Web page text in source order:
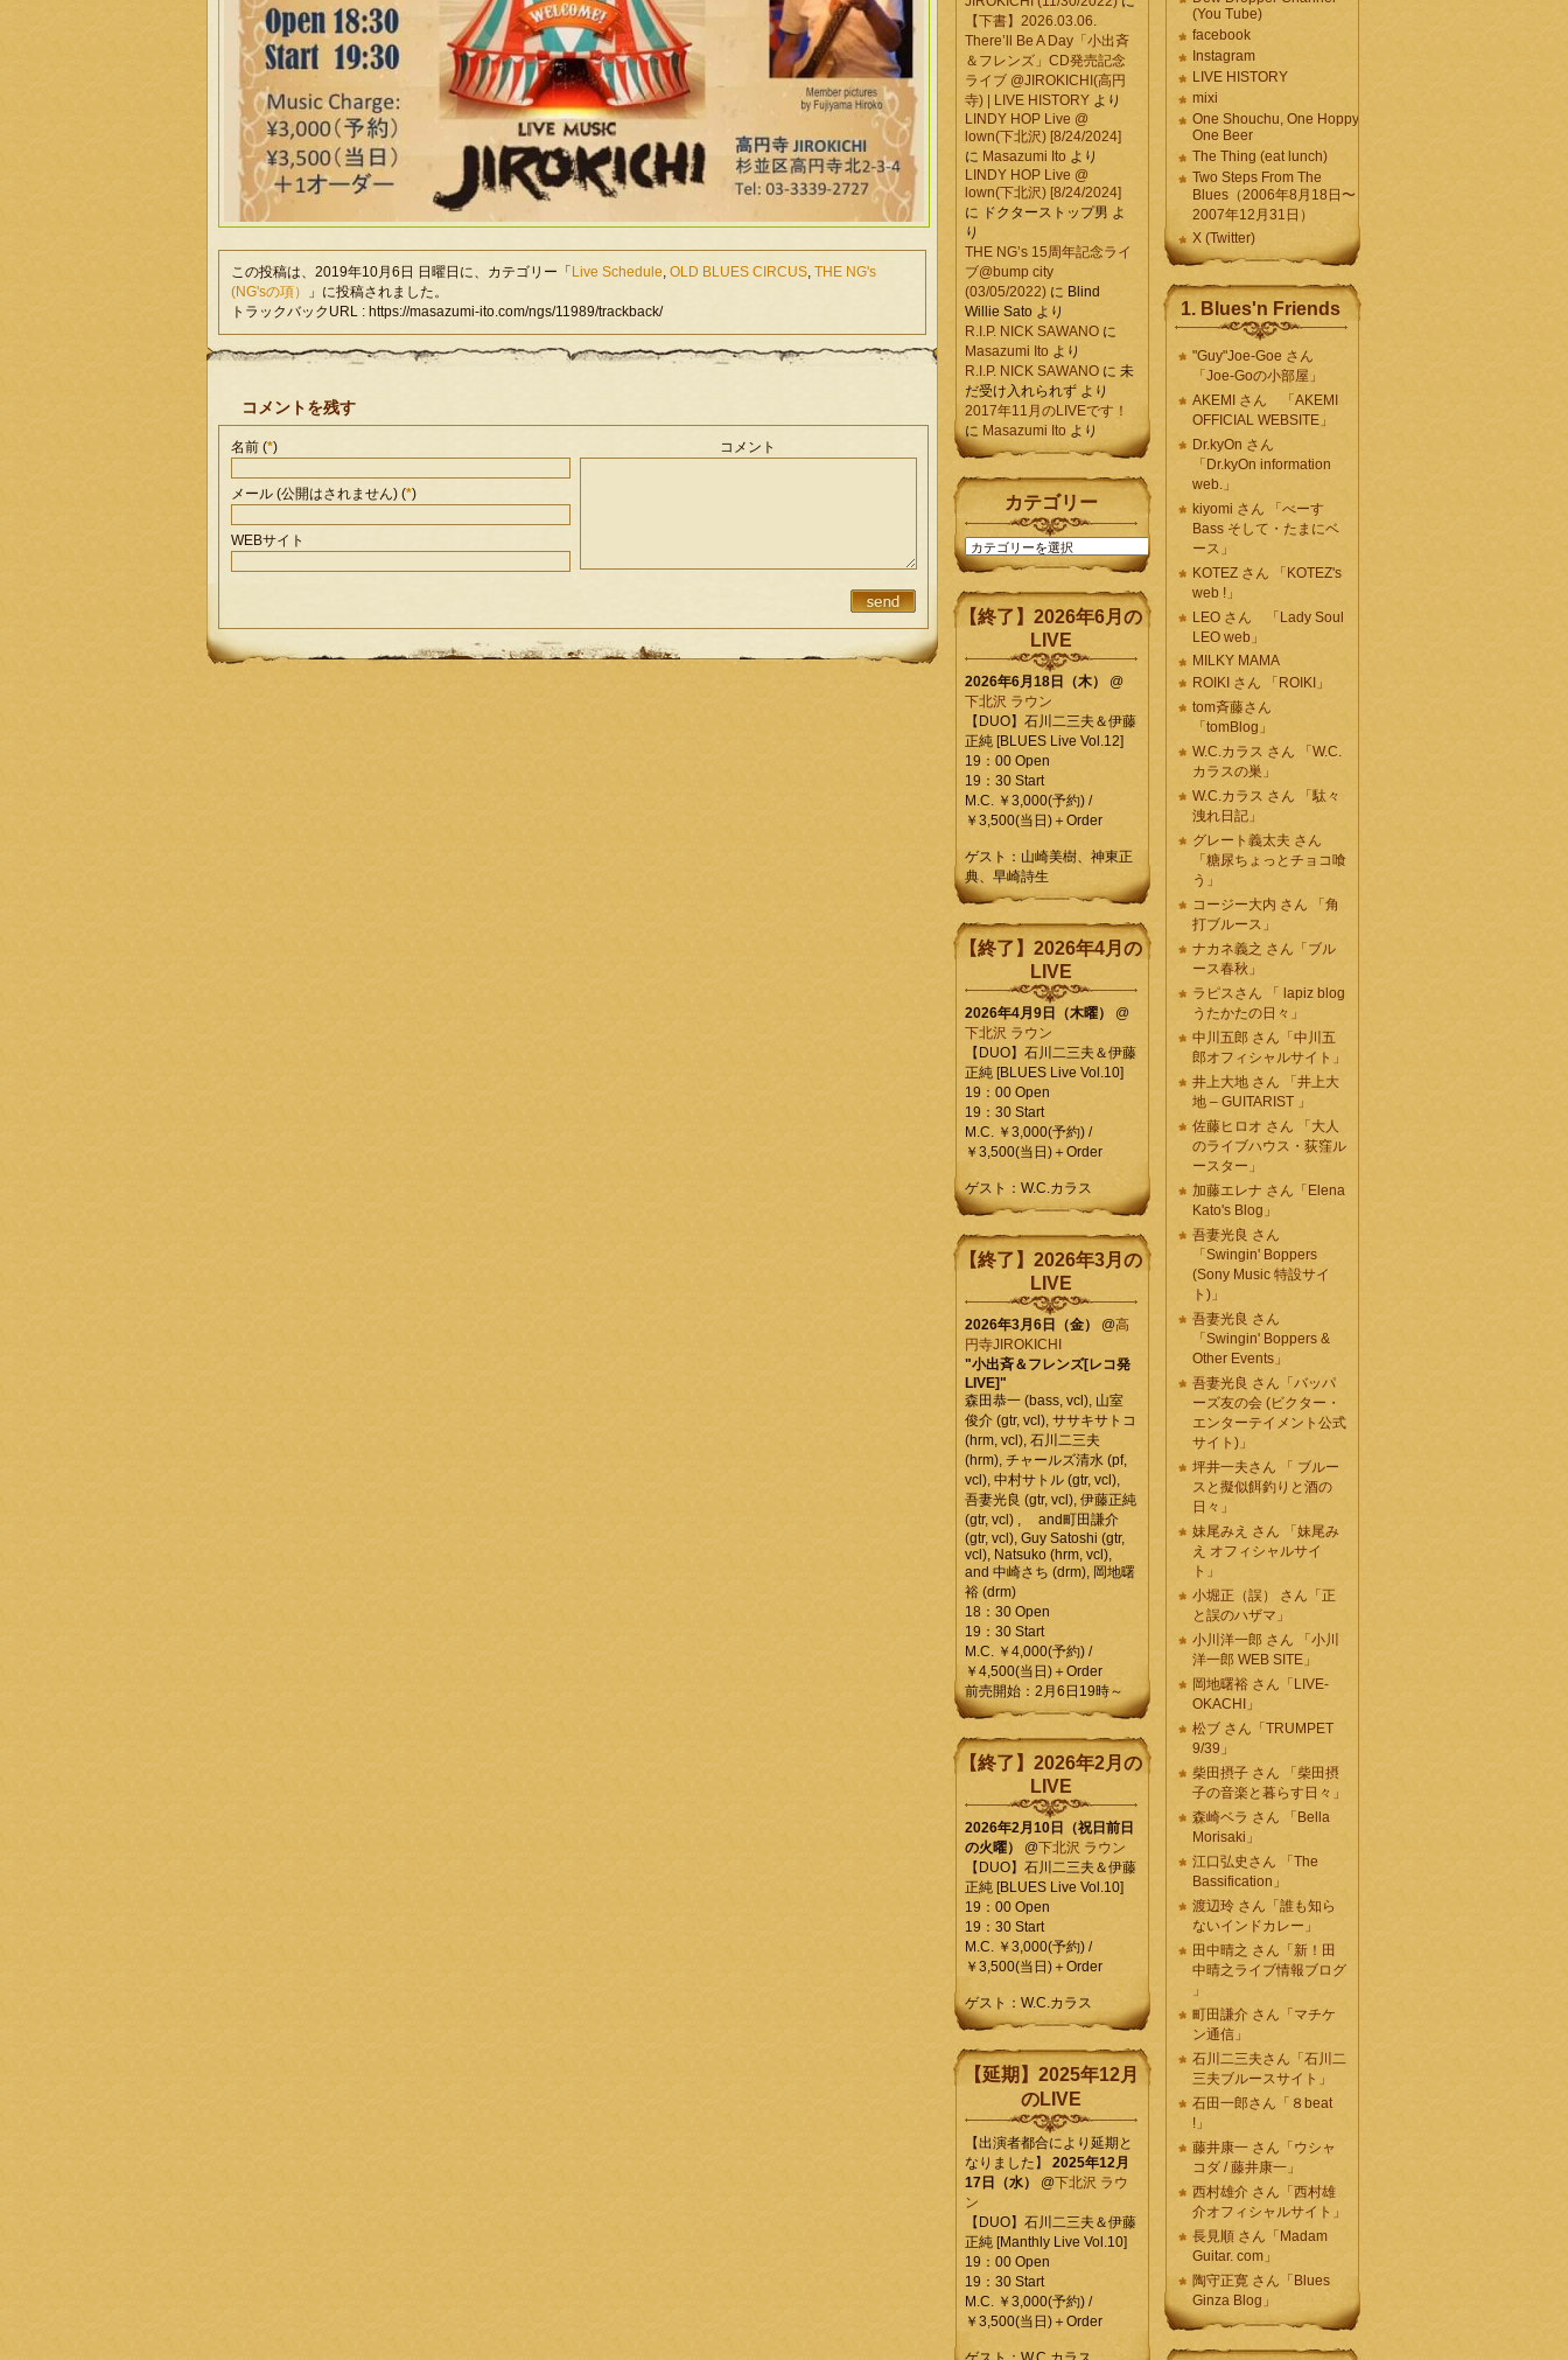
この投稿は、2019年10月6日 日曜日に、カテゴリー「 Live Schedule, OLD BLUES CIRCUS, THE NG's
(NG'sの項）
」に投稿されました。
トラックバックURL : https://masazumi-ito.com/ngs/11989/trackback/
コメントを残す
名前 (*)
メール (公開はされません) (*)
WEBサイト
コメント
【下書】2026.03.06.
There’ll Be A Day「小出斉
＆フレンズ」CD発売記念
ライブ @JIROKICHI(高円
寺) | LIVE HISTORY より
LINDY HOP Live @
lown(下北沢) [8/24/2024]
に Masazumi Ito より
LINDY HOP Live @
lown(下北沢) [8/24/2024]
に ドクターストップ男 よ
り
THE NG’s 15周年記念ライ
ブ@bump city
(03/05/2022) に Blind
Willie Sato より
R.I.P. NICK SAWANO に
Masazumi Ito より
R.I.P. NICK SAWANO に 未
だ受け入れられず より
2017年11月のLIVEです！
に Masazumi Ito より
カテゴリー
カ
テ
リ
ー
【終了】2026年6月の
LIVE
2026年6月18日（木）
@
下北沢 ラウン
【DUO】石川二三夫＆伊藤
正純 [BLUES Live Vol.12]
19：00 Open
19：30 Start
M.C. ￥3,000(予約) /
￥3,500(当日)＋Order
ゲスト：山崎美樹、神東正
典、早崎詩生
【終了】2026年4月の
LIVE
2026年4月9日（木曜）
@
下北沢 ラウン
【DUO】石川二三夫＆伊藤
正純 [BLUES Live Vol.10]
19：00 Open
19：30 Start
M.C. ￥3,000(予約) /
￥3,500(当日)＋Order
ゲスト：W.C.カラス
【終了】2026年3月の
LIVE
2026年3月6日（金） @高
円寺JIROKICHI
"小出斉＆フレンズ[レコ発
LIVE]"
森田恭一 (bass, vcl), 山室
俊介 (gtr, vcl), ササキサトコ
(hrm, vcl), 石川二三夫
(hrm), チャールズ清水 (pf,
vcl), 中村サトル (gtr, vcl),
吾妻光良 (gtr, vcl), 伊藤正純
(gtr, vcl) , and町田謙介
(gtr, vcl), Guy Satoshi (gtr,
vcl), Natsuko (hrm, vcl),
and 中崎さち (drm), 岡地曙
裕 (drm)
18：30 Open
19：30 Start
M.C. ￥4,000(予約) /
￥4,500(当日)＋Order
前売開始：2月6日19時～
【終了】2026年2月の
LIVE
2026年2月10日（祝日前日
の火曜）
@下北沢 ラウン
【DUO】石川二三夫＆伊藤
正純 [BLUES Live Vol.10]
19：00 Open
19：30 Start
M.C. ￥3,000(予約) /
￥3,500(当日)＋Order
ゲスト：W.C.カラス
【延期】2025年12月
のLIVE
【出演者都合により延期と
なりました】 2025年12月
17日（水）
@下北沢 ラウ
ン
【DUO】石川二三夫＆伊藤
正純 [Manthly Live Vol.10]
19：00 Open
19：30 Start
M.C. ￥3,000(予約) /
￥3,500(当日)＋Order
(You Tube)
facebook
Instagram
LIVE HISTORY
mixi
One Shouchu, One Hoppy.
One Beer
The Thing (eat lunch)
Two Steps From The
Blues（2006年8月18日〜
2007年12月31日）
X (Twitter)
1. Blues'n Friends
"Guy"Joe-Goe さん
「Joe-Goの小部屋」
AKEMI さん 「AKEMI
OFFICIAL WEBSITE」
Dr.kyOn さん
「Dr.kyOn information
web.」
kiyomi さん 「べーす
Bass そして・たまにベ
ース」
KOTEZ さん 「KOTEZ's
web !」
LEO さん 「Lady Soul
LEO web」
MILKY MAMA
ROIKI さん 「ROIKI」
tom斉藤さん
「tomBlog」
W.C.カラス さん 「W.C.
カラスの巣」
W.C.カラス さん 「駄々
洩れ日記」
グレート義太夫 さん
「糖尿ちょっとチョコ喰
う」
コージー大内 さん 「角
打ブルース」
ナカネ義之 さん「ブル
ース春秋」
ラピスさん 「 lapiz blog
うたかたの日々」
中川五郎 さん「中川五
郎オフィシャルサイト」
井上大地 さん 「井上大
地 – GUITARIST 」
佐藤ヒロオ さん 「大人
のライブハウス・荻窪ル
ースター」
加藤エレナ さん「Elena
Kato's Blog」
吾妻光良 さん
「Swingin' Boppers
(Sony Music 特設サイ
ト)」
吾妻光良 さん
「Swingin' Boppers &
Other Events」
吾妻光良 さん「バッパ
ーズ友の会 (ビクター・
エンターテイメント公式
サイト)」
坪井一夫さん 「 ブルー
スと擬似餌釣りと酒の
日々」
妹尾みえ さん 「妹尾み
え オフィシャルサイ
ト」
小堀正（誤） さん「正
と誤のハザマ」
小川洋一郎 さん 「小川
洋一郎 WEB SITE」
岡地曙裕 さん「LIVE-
OKACHI」
松ブ さん「TRUMPET
9/39」
柴田摂子 さん 「柴田摂
子の音楽と暮らす日々」
森崎ベラ さん 「Bella
Morisaki」
江口弘史さん 「The
Bassification」
渡辺玲 さん「誰も知ら
ないインドカレー」
田中晴之 さん「新！田
中晴之ライブ情報ブログ
」
町田謙介 さん「マチケ
ン通信」
石川二三夫さん「石川二
三夫ブルースサイト」
石田一郎さん「８beat
!」
藤井康一 さん「ウシャ
コダ / 藤井康一」
西村雄介 さん「西村雄
介オフィシャルサイト」
長見順 さん「Madam
Guitar. com」
陶守正寛 さん「Blues
Ginza Blog」